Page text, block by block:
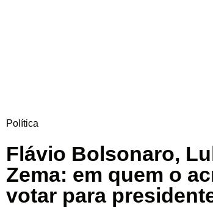
Política
Flávio Bolsonaro,
Zema: em quem o
votar para